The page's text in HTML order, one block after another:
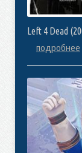
Left 4 Dead
подробнее